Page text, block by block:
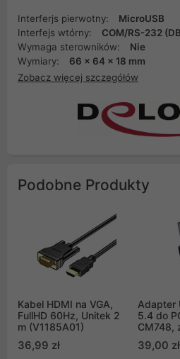
Interferjs pierwotny:
MicroUSB
Interfejs wtórny:
COM/RS-232
Wymaga sterowników:
Nie
Wymiary:
66 x 64 x 18 mm
Zobacz więcej szczegółów
Podobne Produkty
Kabel HDMI na VGA,
FullHD 60Hz, Unitek 2
m (V1185A01)
36,99 zł
Adapter
5.4 do
CM748,
39,00 zł